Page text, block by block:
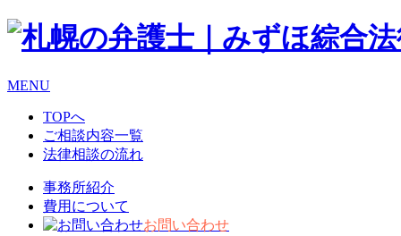
MENU
TOPへ
ご相談内容一覧
法律相談の流れ
事務所紹介
費用について
お問い合わせ